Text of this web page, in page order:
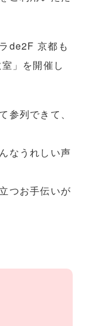
de2F 京都も
」を開催し
参列できて、
なうれしい声
つお手伝いが